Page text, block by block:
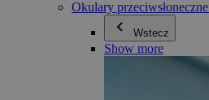
Okulary przeciwsłoneczne
Wstecz
Show more